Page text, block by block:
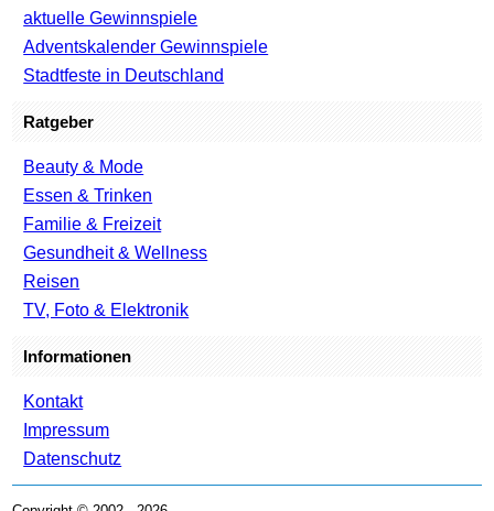
aktuelle Gewinnspiele
Adventskalender Gewinnspiele
Stadtfeste in Deutschland
Ratgeber
Beauty & Mode
Essen & Trinken
Familie & Freizeit
Gesundheit & Wellness
Reisen
TV, Foto & Elektronik
Informationen
Kontakt
Impressum
Datenschutz